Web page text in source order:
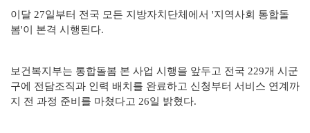
이달 27일부터 전국 모든 지방자치단체에서 '지역사회 통합돌
봄'이 본격 시행된다.
보건복지부는 통합돌봄 본 사업 시행을 앞두고 전국 229개 시군
구에 전담조직과 인력 배치를 완료하고 신청부터 서비스 연계까
지 전 과정 준비를 마쳤다고 26일 밝혔다.